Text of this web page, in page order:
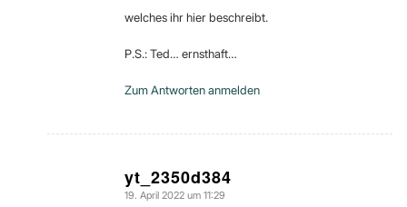
welches ihr hier beschreibt.
P.S.: Ted… ernsthaft…
Zum Antworten anmelden
yt_2350d384
sagte:
19. April 2022 um 11:29